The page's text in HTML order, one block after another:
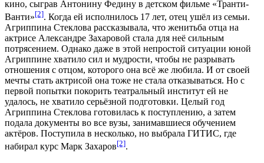
кино, сыграв Антонину Федину в детском фильме «Транти-
Ванти»[2]. Когда ей исполнилось 17 лет, отец ушёл из семьи.
Агриппина Стеклова рассказывала, что женитьба отца на
актрисе Александре Захаровой стала для неё сильным
потрясением. Однако даже в этой непростой ситуации юной
Агриппине хватило сил и мудрости, чтобы не разрывать
отношения с отцом, которого она всё же любила. И от своей
мечты стать актрисой она тоже не стала отказываться. Но с
первой попытки покорить театральный институт ей не
удалось, не хватило серьёзной подготовки. Целый год
Агриппина Стеклова готовилась к поступлению, а затем
подала документы во все вузы, занимавшиеся обучением
актёров. Поступила в несколько, но выбрала ГИТИС, где
набирал курс Марк Захаров[2].